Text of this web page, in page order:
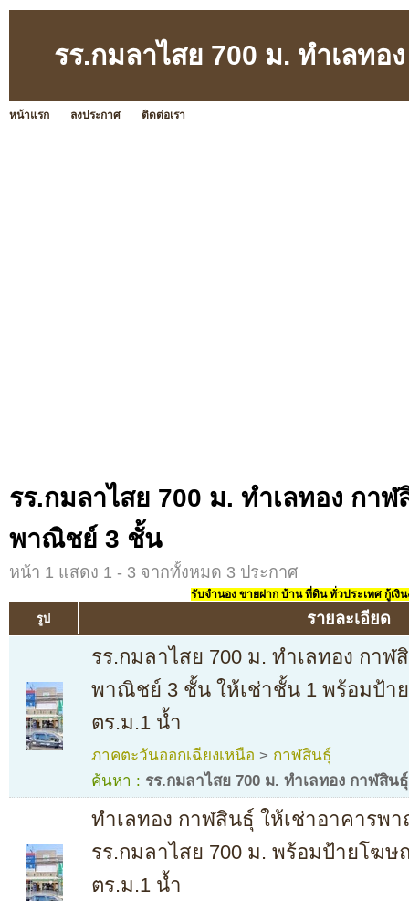
รร.กมลาไสย 700 ม. ทำเลท
หน้าแรก ลงประกาศ ติดต่อเรา
รร.กมลาไสย 700 ม. ทำเลทอง กาฬ
พาณิชย์ 3 ชั้น
หน้า 1 แสดง 1 - 3 จากทั้งหมด 3 ประกาศ
รับจำนอง ขายฝาก บ้าน ที่ดิน ทั่วประเทศ กู้เงิ
รูป รายละเอียด
รร.กมลาไสย 700 ม. ทำเลทอง กาฬ
พาณิชย์ 3 ชั้น ให้เช่าชั้น 1 พร้อมป้า
ตร.ม.1 น้ำ
ภาคตะวันออกเฉียงเหนือ > กาฬสินธุ์
ค้นหา : รร.กมลาไสย 700 ม. ทำเลทอง กาฬสิ
ทำเลทอง กาฬสินธุ์ ให้เช่าอาคารพ
รร.กมลาไสย 700 ม. พร้อมป้ายโฆษ
ตร.ม.1 น้ำ